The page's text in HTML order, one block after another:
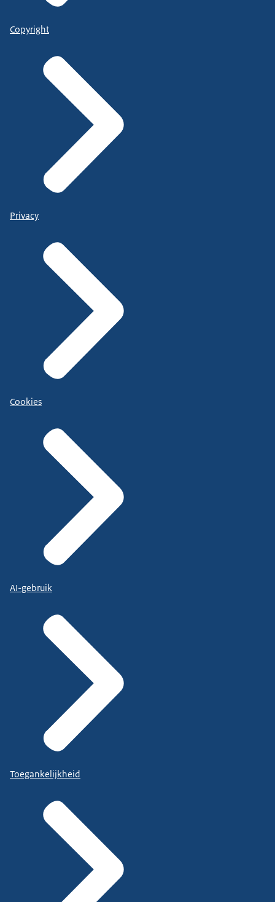
Copyright
Privacy
Cookies
AI-gebruik
Toegankelijkheid